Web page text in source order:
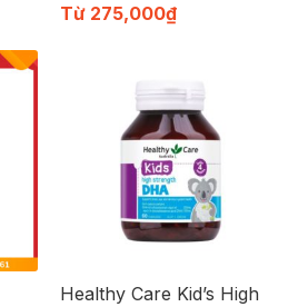
Từ 275,000₫
Healthy Care Kid’s High